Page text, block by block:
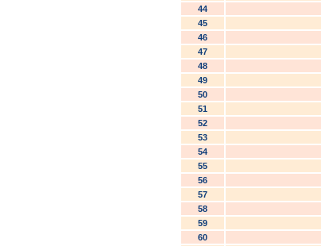
44
45
46
47
48
49
50
51
52
53
54
55
56
57
58
59
60